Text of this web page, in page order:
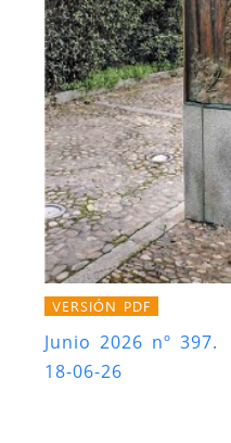
VERSIÓN PDF
Junio 2026 nº 397.
18-06-26